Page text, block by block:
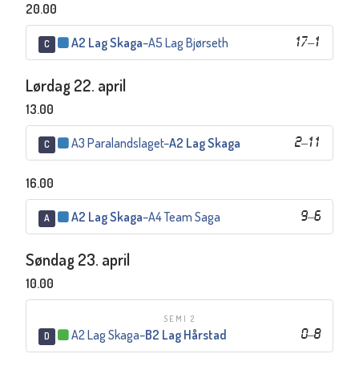
20.00
C 17–1
A2 Lag Skaga–A5 Lag Bjørseth
Lørdag 22. april
13.00
C 2–11
A3 Paralandslaget–A2 Lag Skaga
16.00
A 9–6
A2 Lag Skaga–A4 Team Saga
Søndag 23. april
10.00
SEMI 2
D 0–8
A2 Lag Skaga–B2 Lag Hårstad